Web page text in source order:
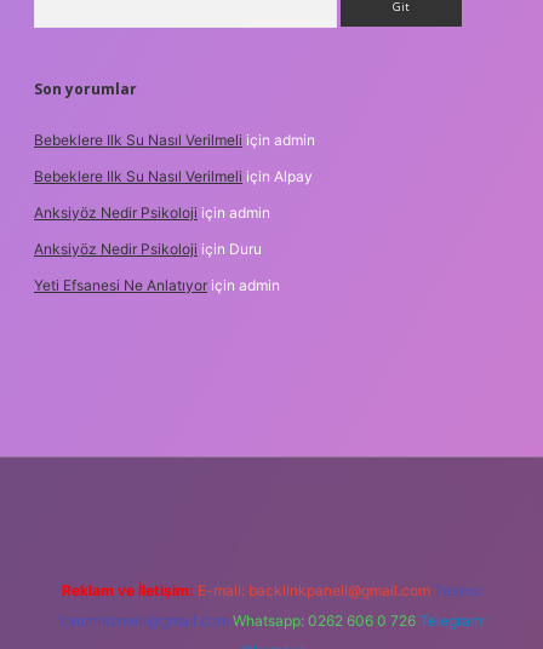
Son yorumlar
Bebeklere Ilk Su Nasıl Verilmeli için admin
Bebeklere Ilk Su Nasıl Verilmeli için Alpay
Anksiyöz Nedir Psikoloji için admin
Anksiyöz Nedir Psikoloji için Duru
Yeti Efsanesi Ne Anlatıyor için admin
Reklam ve İletişim: E-mail: backlinkpaneli@gmail.com Teams:
forumhizmeti@gmail.com Whatsapp: 0262 606 0 726 Telegram: